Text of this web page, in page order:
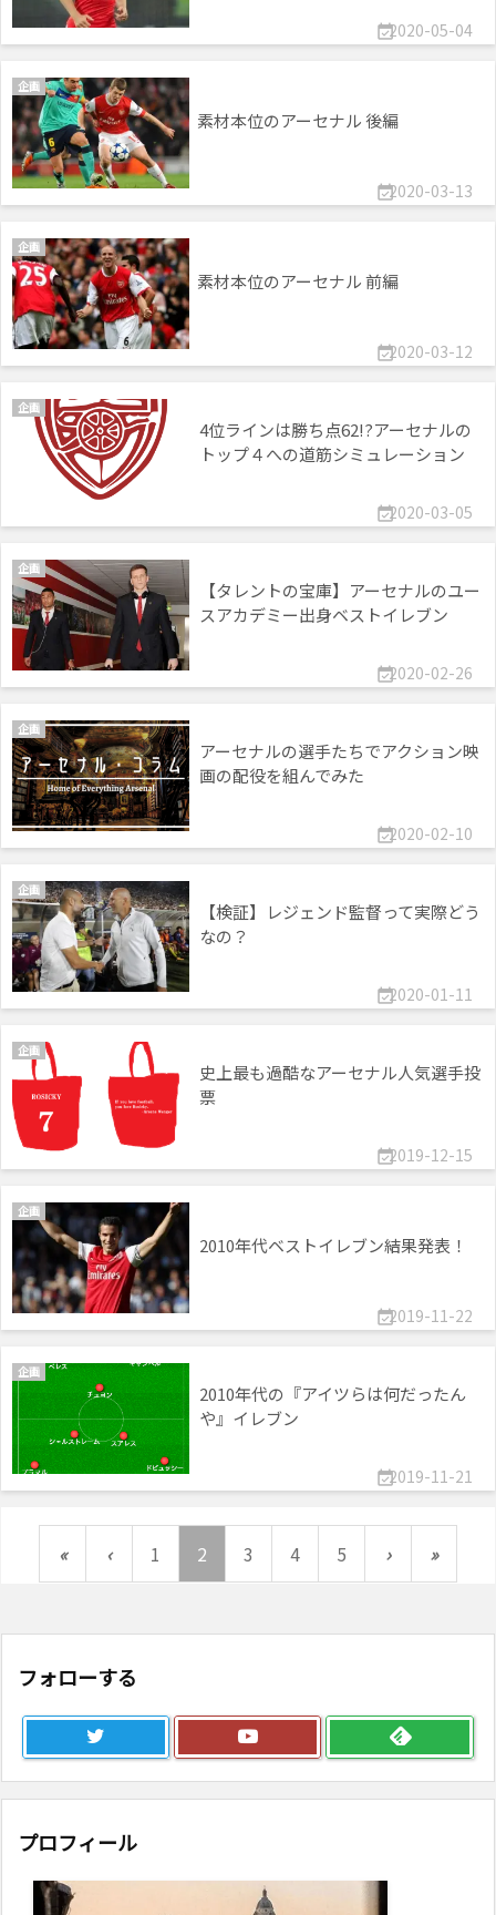
2020-05-04
2020-03-13
企画
素材本位のアーセナル 後編
2020-03-12
企画
素材本位のアーセナル 前編
2020-03-05
企画
4位ラインは勝ち点62!?アーセナルの
トップ４への道筋シミュレーション
2020-02-26
企画
【タレントの宝庫】アーセナルのユー
スアカデミー出身ベストイレブン
2020-02-10
企画
アーセナルの選手たちでアクション映
画の配役を組んでみた
2020-01-11
企画
【検証】レジェンド監督って実際どう
なの？
2019-12-15
企画
史上最も過酷なアーセナル人気選手投
票
2019-11-22
企画
2010年代ベストイレブン結果発表！
2019-11-21
企画
2010年代の『アイツらは何だったん
や』イレブン
« ‹ 1 2 3 4 5 › »
フォローする
プロフィール